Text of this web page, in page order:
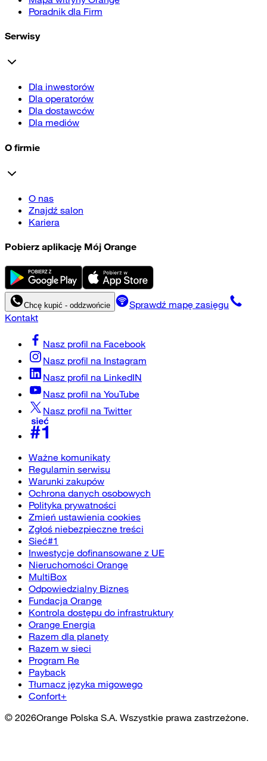
Poradnik dla Firm
Serwisy
Dla inwestorów
Dla operatorów
Dla dostawców
Dla mediów
O firmie
O nas
Znajdź salon
Kariera
Pobierz aplikację Mój Orange
Chcę kupić - oddzwońcie
Sprawdź mapę zasięgu
Kontakt
Nasz profil na Facebook
Nasz profil na Instagram
Nasz profil na LinkedIN
Nasz profil na YouTube
Nasz profil na Twitter
Ważne komunikaty
Regulamin serwisu
Warunki zakupów
Ochrona danych osobowych
Polityka prywatności
Zmień ustawienia cookies
Zgłoś niebezpieczne treści
Sieć#1
Inwestycje dofinansowane z UE
Nieruchomości Orange
MultiBox
Odpowiedzialny Biznes
Fundacja Orange
Kontrola dostępu do infrastruktury
Orange Energia
Razem dla planety
Razem w sieci
Program Re
Payback
Tłumacz języka migowego
Confort+
© 2026Orange Polska S.A. Wszystkie prawa zastrzeżone.